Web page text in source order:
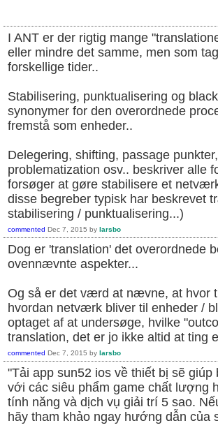
I ANT er der rigtig mange
eller mindre det samme, men som
forskellige tider..
Stabilisering, punktualisering og
synonymer for den overordnede
fremstå som enheder..
Delegering, shifting, passage
problematization osv.. beskriver alle
forsøger at gøre stabilisere et
disse begreber typisk har beskrevet
stabilisering / punktualisering...)
commented Dec 7, 2015 by larsbo
Dog er 'translation' det overordnede
ovennævnte aspekter...
Og så er det værd at nævne, at hvor
hvordan netværk bliver til enheder /
optaget af at undersøge, hvilke
translation, det er jo ikke altid at ting
commented Dec 7, 2015 by larsbo
"Tải app sun52 ios về thiết bị sẽ
với các siêu phẩm game chất lượng
tính năng và dịch vụ giải trí 5 sao.
hãy tham khảo ngay hướng dẫn của